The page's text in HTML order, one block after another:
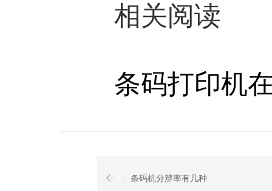
相关阅读
条码打印机在
条码机分辨率有几种